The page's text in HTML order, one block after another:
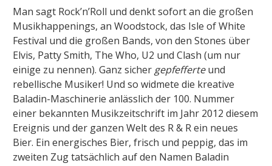
Man sagt Rock’n’Roll und denkt sofort an die großen
Musikhappenings, an Woodstock, das Isle of White
Festival und die großen Bands, von den Stones über
Elvis, Patty Smith, The Who, U2 und Clash (um nur
einige zu nennen). Ganz sicher gepfefferteund
rebellische Musiker! Und so widmete die kreative
Baladin-Maschinerie anlässlich der 100. Nummer
einer bekannten Musikzeitschrift im Jahr 2012 diesem
Ereignis und der ganzen Welt des R & R ein neues
Bier. Ein energisches Bier, frisch und peppig, das im
zweiten Zug tatsächlich auf den Namen Baladin